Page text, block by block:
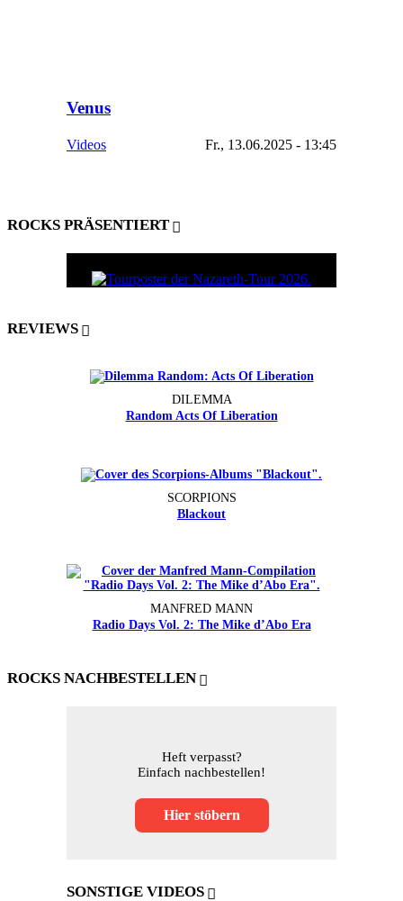
Venus
Videos Fr., 13.06.2025 - 13:45
ROCKS PRÄSENTIERT
REVIEWS
DILEMMA
Random Acts Of Liberation
SCORPIONS
Blackout
MANFRED MANN
Radio Days Vol. 2: The Mike d’Abo Era
ROCKS NACHBESTELLEN
Heft verpasst?
Einfach nachbestellen!
Hier stöbern
SONSTIGE VIDEOS